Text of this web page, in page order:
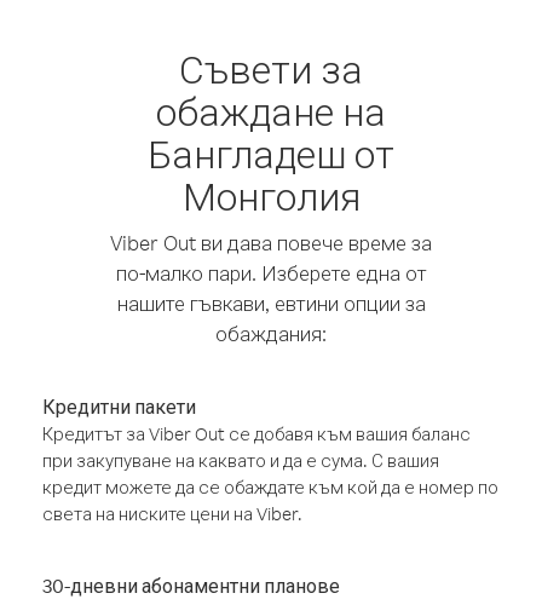
Съвети за
обаждане на
Бангладеш от
Монголия
Viber Out ви дава повече време за
по-малко пари. Изберете една от
нашите гъвкави, евтини опции за
обаждания:
Кредитни пакети
Кредитът за Viber Out се добавя към вашия баланс
при закупуване на каквато и да е сума. С вашия
кредит можете да се обаждате към кой да е номер по
света на ниските цени на Viber.
30-дневни абонаментни планове